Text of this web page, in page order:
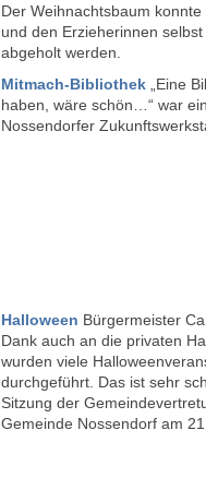
Der Weihnachtsbaum
und den Erzieherinnen
abgeholt werden.
Mitmach-Bibliothek „Eine
haben, wäre schön…“ war
Nossendorfer
Halloween Bürgermeister
Dank auch an die privaten
wurden viele
durchgeführt. Das ist sehr
Sitzung der
Gemeinde Nossendorf am